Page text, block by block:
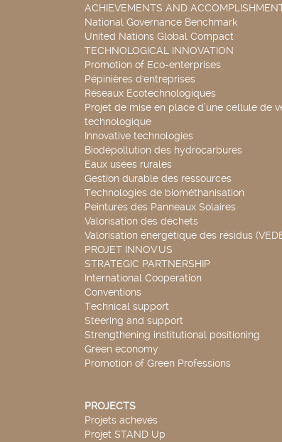
ACHIEVEMENTS AND
National Governance Benchmark
United Nations Global Compact
TECHNOLOGICAL INNOVATION
Promotion of Eco-enterprises
Pépinières d'entreprises
Réseaux Ecotechnologiques
Projet de mise en place d’une cellule de
technologique
Innovative technologies
Biodépollution des hydrocarbures
Eaux usées rurales
Gestion durable des ressources
Technologies de biométhanisation
Peintures des Panneaux Solaires
Valorisation des déchets
Valorisation énergétique des résidus
PROJET INNOV'US
STRATEGIC PARTNERSHIP
International Cooperation
Conventions
Technical support
Steering and support
Strengthening institutional positioning
Green economy
Promotion of Green Professions
PROJECTS
Projets achevés
Projet STAND Up